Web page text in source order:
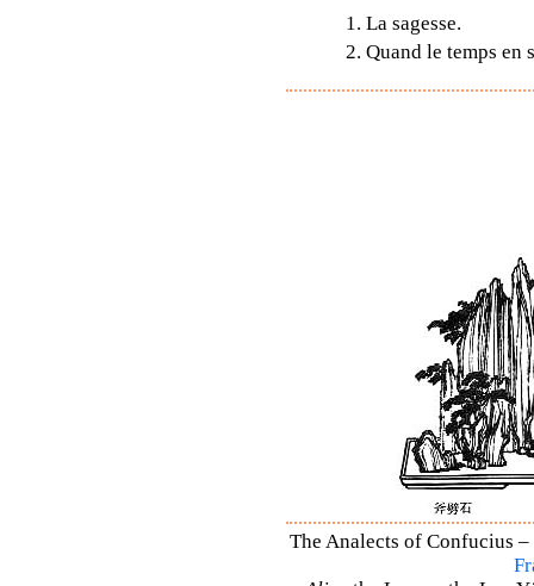
1. La sagesse.
2. Quand le temps en
The Analects of Confucius